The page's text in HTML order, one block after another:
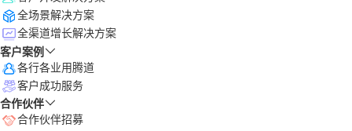
全场景解决方案
全渠道增长解决方案
客户案例
各行各业用腾道
客户成功服务
合作伙伴
合作伙伴招募